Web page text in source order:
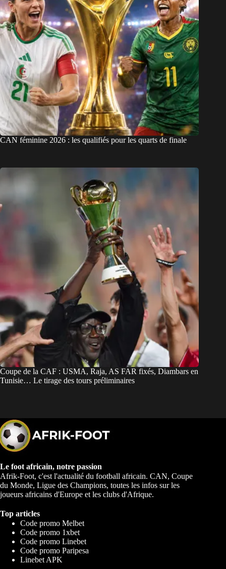
CAN féminine 2026 : les qualifiés pour les quarts de finale
Coupe de la CAF : USMA, Raja, AS FAR fixés, Diambars en
Tunisie… Le tirage des tours préliminaires
Le foot africain, notre passion
Afrik-Foot, c'est l'actualité du football africain. CAN, Coupe
du Monde, Ligue des Champions, toutes les infos sur les
joueurs africains d'Europe et les clubs d'Afrique.
Top articles
Code promo Melbet
Code promo 1xbet
Code promo Linebet
Code promo Paripesa
Linebet APK